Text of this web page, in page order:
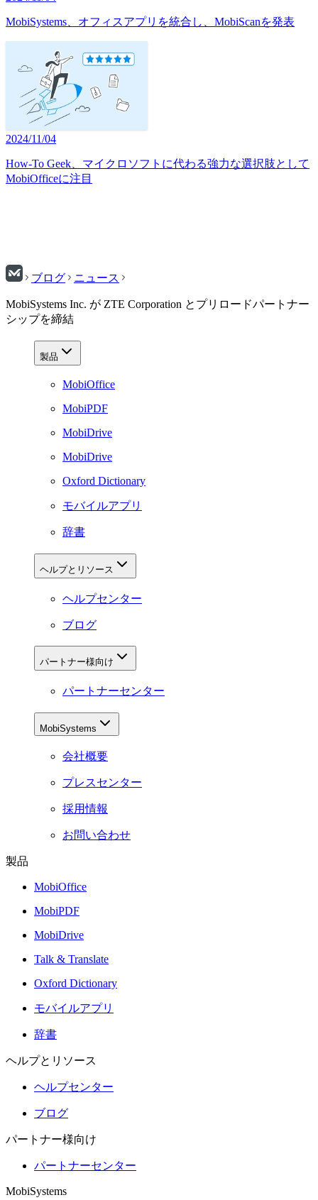
MobiSystems、オフィスアプリを統合し、MobiScanを発表
2024/11/04
How-To Geek、マイクロソフトに代わる強力な選択肢として
MobiOfficeに注目
ブログ ニュース
MobiSystems Inc. が ZTE Corporation とプリロードパートナー
シップを締結
製品
MobiOffice
MobiPDF
MobiDrive
MobiDrive
Oxford Dictionary
モバイルアプリ
辞書
ヘルプとリソース
ヘルプセンター
ブログ
パートナー様向け
パートナーセンター
MobiSystems
会社概要
プレスセンター
採用情報
お問い合わせ
製品
MobiOffice
MobiPDF
MobiDrive
Talk & Translate
Oxford Dictionary
モバイルアプリ
辞書
ヘルプとリソース
ヘルプセンター
ブログ
パートナー様向け
パートナーセンター
MobiSystems